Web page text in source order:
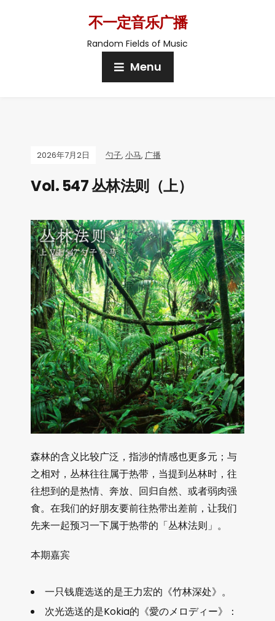
不一定音乐广播
Random Fields of Music
Menu
2026年7月2日 勺子, 小马, 广播
Vol. 547 丛林法则（上）
森林的含义比较广泛，指涉的情感也更多元；与
之相对，丛林往往属于热带，当提到丛林时，往
往想到的是热情、奔放、回归自然、或者弱肉强
食。在我们的好朋友要前往热带出差前，让我们
先来一起预习一下属于热带的「丛林法则」。
本期嘉宾
一只钱鹿选送的是王力宏的《竹林深处》。
次光选送的是Kokia的《愛のメロディー》：